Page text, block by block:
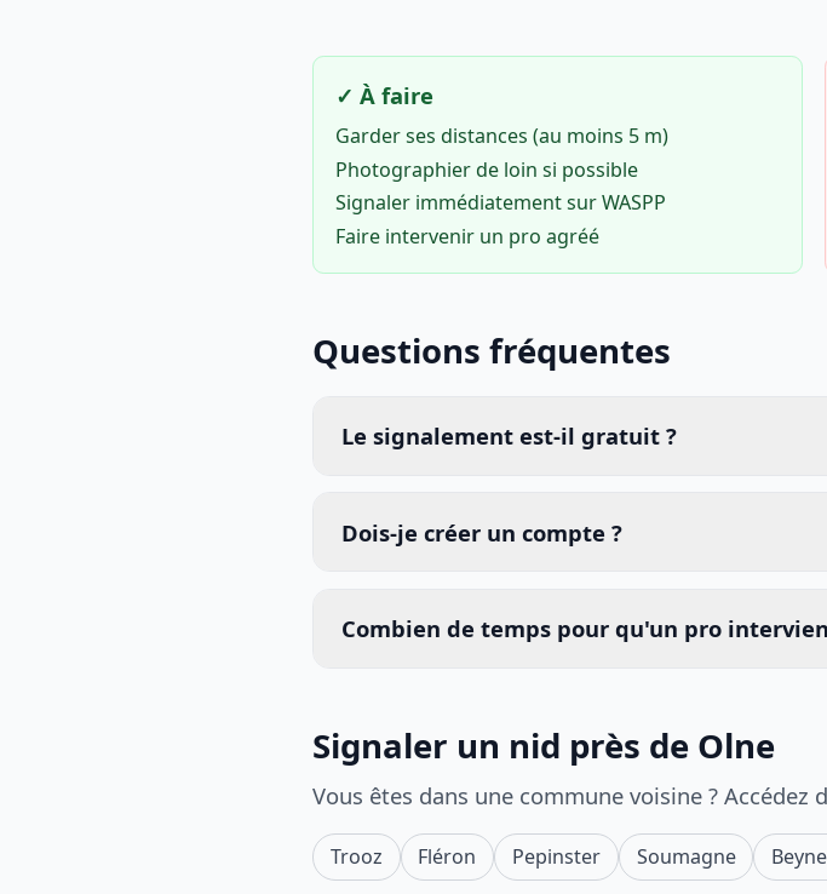
✓ À faire
Garder ses distances (au moins 5 m)
Photographier de loin si possible
Signaler immédiatement sur WASPP
Faire intervenir un pro agréé
Questions fréquentes
Le signalement est-il gratuit ?
Dois-je créer un compte ?
Combien de temps pour qu'un pro
Signaler un nid près de Olne
Vous êtes dans une commune voisine ?
Trooz Fléron Pepinster Soumagne